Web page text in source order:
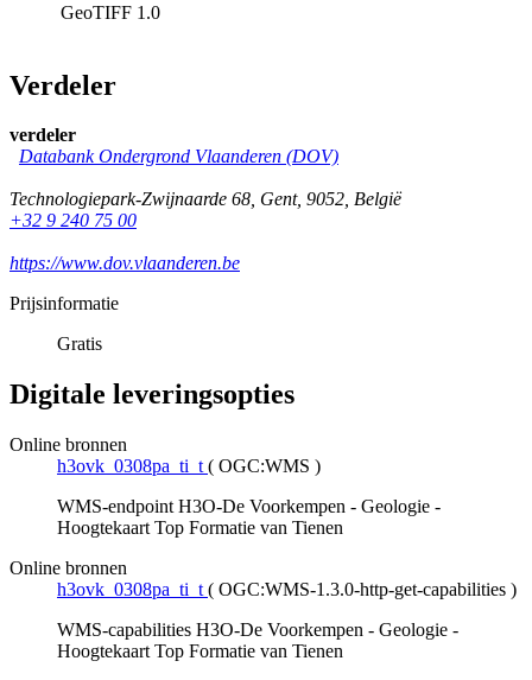
GeoTIFF 1.0
Verdeler
verdeler
Databank Ondergrond Vlaanderen (DOV)
Technologiepark-Zwijnaarde 68, Gent, 9052, België
+32 9 240 75 00
https://www.dov.vlaanderen.be
Prijsinformatie
Gratis
Digitale leveringsopties
Online bronnen
h3ovk_0308pa_ti_t ( OGC:WMS )
WMS-endpoint H3O-De Voorkempen - Geologie -
Hoogtekaart Top Formatie van Tienen
Online bronnen
h3ovk_0308pa_ti_t ( OGC:WMS-1.3.0-http-get-capabilities )
WMS-capabilities H3O-De Voorkempen - Geologie -
Hoogtekaart Top Formatie van Tienen